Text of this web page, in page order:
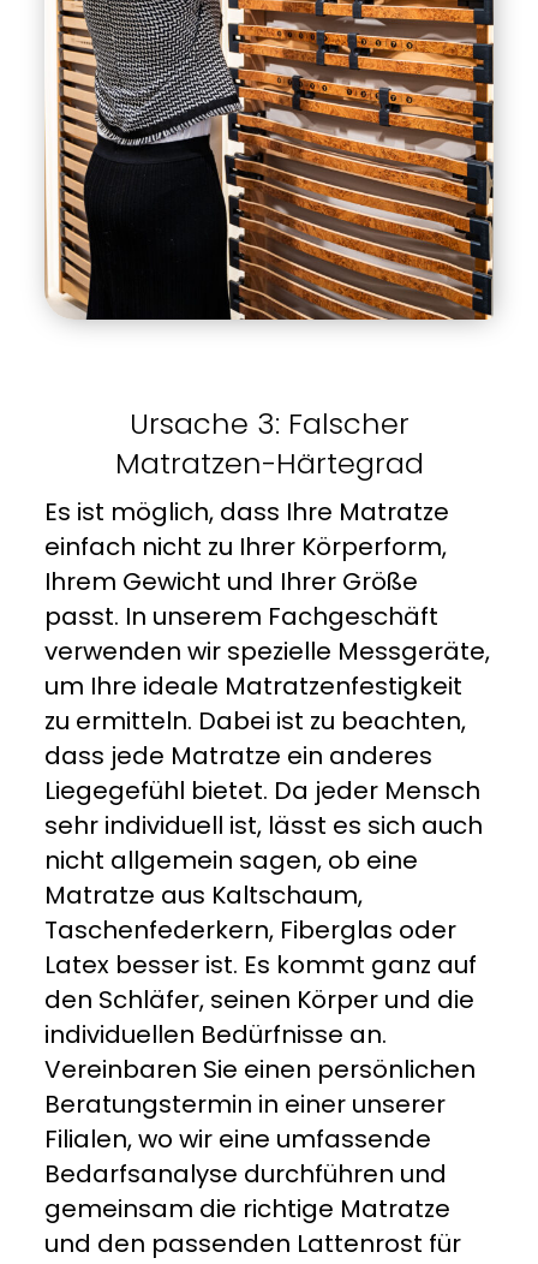
Ursache 3: Falscher
Matratzen-Härtegrad
Es ist möglich, dass Ihre Matratze
einfach nicht zu Ihrer Körperform,
Ihrem Gewicht und Ihrer Größe
passt. In unserem Fachgeschäft
verwenden wir spezielle Messgeräte,
um Ihre ideale Matratzenfestigkeit
zu ermitteln. Dabei ist zu beachten,
dass jede Matratze ein anderes
Liegegefühl bietet. Da jeder Mensch
sehr individuell ist, lässt es sich auch
nicht allgemein sagen, ob eine
Matratze aus Kaltschaum,
Taschenfederkern, Fiberglas oder
Latex besser ist. Es kommt ganz auf
den Schläfer, seinen Körper und die
individuellen Bedürfnisse an.
Vereinbaren Sie einen persönlichen
Beratungstermin in einer unserer
Filialen, wo wir eine umfassende
Bedarfsanalyse durchführen und
gemeinsam die richtige Matratze
und den passenden Lattenrost für